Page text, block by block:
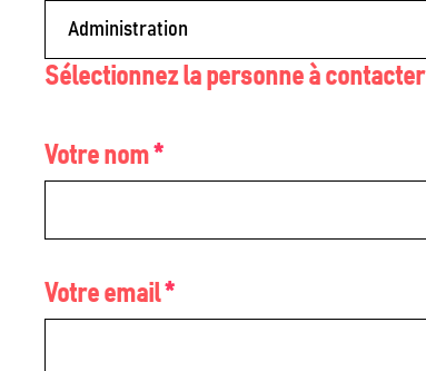
Sélectionnez la personne à contacter
Votre nom
Votre email